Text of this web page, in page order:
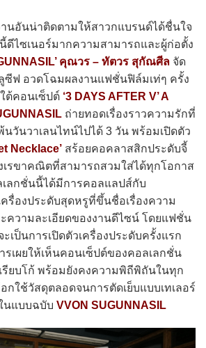
านอันน่าติดตามให้สาวกแบรนด์ได้ชื่นใจ
ดีไซเนอร์มากความสามารถและผู้ก่อตั้ง
คุณวร – ทัตวร สุกัณศีล จัด
ซีฟ อวดโฉมผลงานแฟชั่นฟิล์มเท่ๆ ครั้ง
ต้คอนเซ็ปต์ ‘3 DAYS AFTER V’ A
ถ่ายทอดเรื่องราวความรักที่
วันวาเลนไทน์ไปได้ 3 วัน พร้อมเปิดตัว
Necklace’ สร้อยคอคลาสสิกประดับจี้
เรขาคณิตที่สามารถสวมใส่ได้ทุกโอกาส
เลกชั่นนี้ได้มีการคอลแลปส์กับ
ครื่องประดับสุดหรูที่ขึ้นชื่อเรื่องความ
ความละเอียดของงานดีไซน์ โดยแฟชั่น
เป็นการเปิดตัวเครื่องประดับครั้งแรก
รเผยให้เห็นคอนเซ็ปต์ของคอลเลกชั่น
ยบโก้ พร้อมยังคงความพิถีพิถันในทุก
กใช้วัสดุตลอดจนการตัดเย็บแบบเทเลอร์
นแบบฉบับ VVON SUGUNNASIL